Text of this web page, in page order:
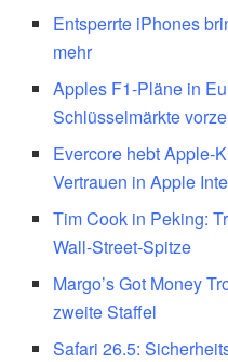
Entsperrte iPhones
mehr
Apples F1-Pläne in
Schlüsselmärkte
Evercore hebt Apple-
Vertrauen in Apple
Tim Cook in Peking:
Wall-Street-Spitze
Margo’s Got Money
zweite Staffel
Safari 26.5: